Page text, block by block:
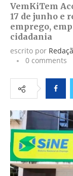
VemKiTem
17 de junho e
emprego,
cidadania
escrito por
0 comments